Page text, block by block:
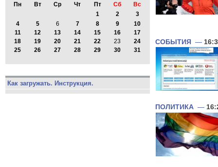
Пн
Вт Ср Чт Пт Сб
Вс
1
2
3
4
5 6 7 8 9
10
11
12 13 14 15 16
17
18
19 20 21 22 23
24
25
26 27 28 29 30 31
Как загружать. Инструкция.
СОБЫТИЯ —
ПОЛИТИКА —